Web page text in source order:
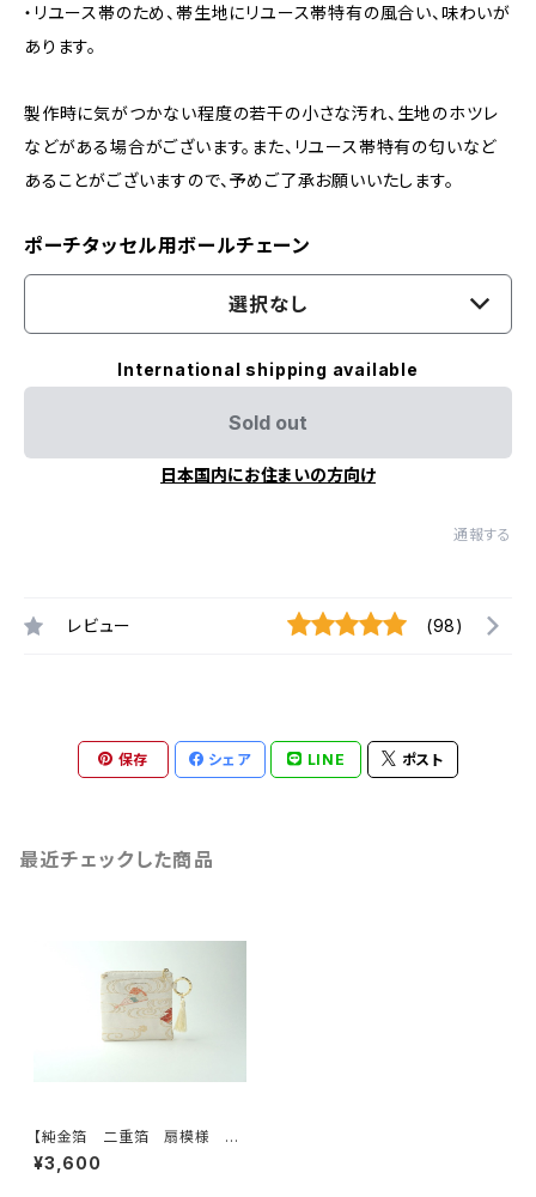
・リユース帯のため、帯生地にリユース帯特有の風合い、味わいが
あります。
製作時に気がつかない程度の若干の小さな汚れ、生地のホツレ
などがある場合がございます。また、リユース帯特有の匂いなど
あることがございますので、予めご了承お願いいたします。
ポーチタッセル用ボールチェーン
選択なし
International shipping available
Sold out
日本国内にお住まいの方向け
通報する
レビュー (98)
保存 シェア LINE ポスト
最近チェックした商品
【純金箔 二重箔 扇模様 シ
ルバー シルク 帯リメイク バ
ッグチャーム型スクエアポーチ】
¥3,600